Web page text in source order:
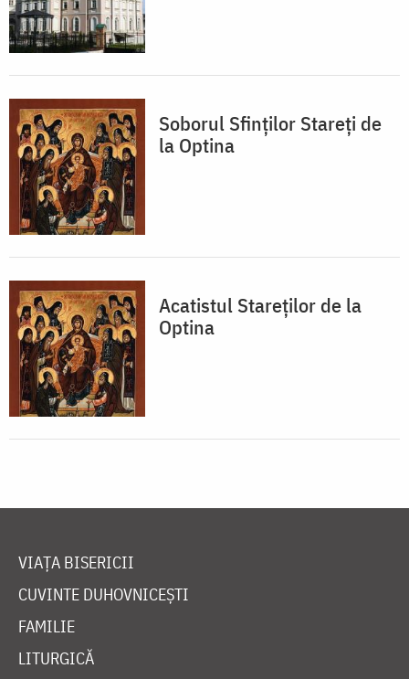
Soborul Sfinţilor Stareţi de
la Optina
Acatistul Stareţilor de la
Optina
VIAȚA BISERICII
CUVINTE DUHOVNICEȘTI
FAMILIE
LITURGICĂ